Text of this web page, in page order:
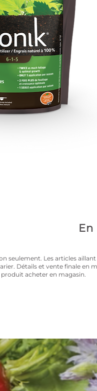
seulement. Les articles
Détails et vente finale
acheter en magasin.